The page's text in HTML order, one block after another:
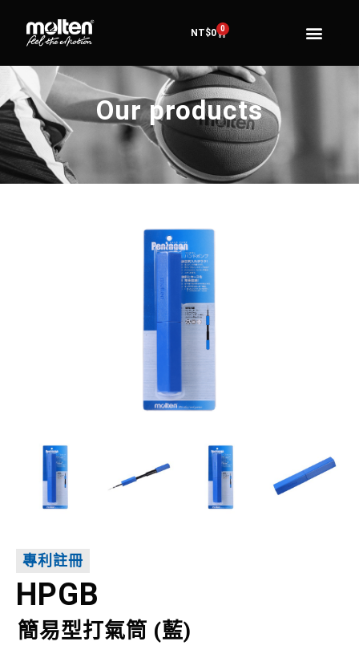
NT$0 0
Our products
專利註冊
HPGB
簡易型打氣筒 (藍)